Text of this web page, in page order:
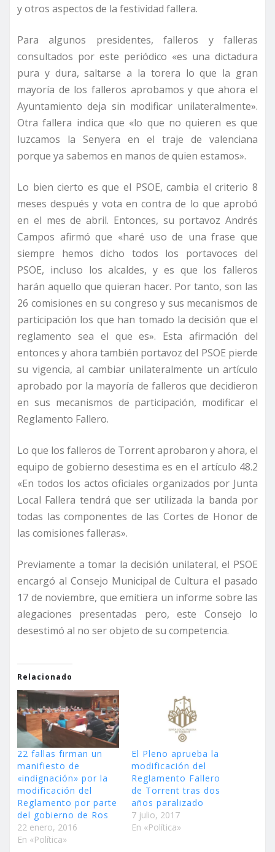
y otros aspectos de la festividad fallera.
Para algunos presidentes, falleros y falleras
consultados por este periódico «es una dictadura
pura y dura, saltarse a la torera lo que la gran
mayoría de los falleros aprobamos y que ahora el
Ayuntamiento deja sin modificar unilateralmente».
Otra fallera indica que «lo que no quieren es que
luzcamos la Senyera en el traje de valenciana
porque ya sabemos en manos de quien estamos».
Lo bien cierto es que el PSOE, cambia el criterio 8
meses después y vota en contra de lo que aprobó
en el mes de abril. Entonces, su portavoz Andrés
Campos afirmó que «haré uso de una frase que
siempre hemos dicho todos los portavoces del
PSOE, incluso los alcaldes, y es que los falleros
harán aquello que quieran hacer. Por tanto, son las
26 comisiones en su congreso y sus mecanismos de
participación los que han tomado la decisión que el
reglamento sea el que es». Esta afirmación del
entonces y ahora también portavoz del PSOE pierde
su vigencia, al cambiar unilateralmente un artículo
aprobado por la mayoría de falleros que decidieron
en sus mecanismos de participación, modificar el
Reglamento Fallero.
Lo que los falleros de Torrent aprobaron y ahora, el
equipo de gobierno desestima es en el artículo 48.2
«En todos los actos oficiales organizados por Junta
Local Fallera tendrá que ser utilizada la banda por
todas las componentes de las Cortes de Honor de
las comisiones falleras».
Previamente a tomar la decisión unilateral, el PSOE
encargó al Consejo Municipal de Cultura el pasado
17 de noviembre, que emitiera un informe sobre las
alegaciones presentadas pero, este Consejo lo
desestimó al no ser objeto de su competencia.
Relacionado
22 fallas firman un
manifiesto de
«indignación» por la
modificación del
Reglamento por parte
del gobierno de Ros
22 enero, 2016
En «Política»
El Pleno aprueba la
modificación del
Reglamento Fallero
de Torrent tras dos
años paralizado
7 julio, 2017
En «Política»